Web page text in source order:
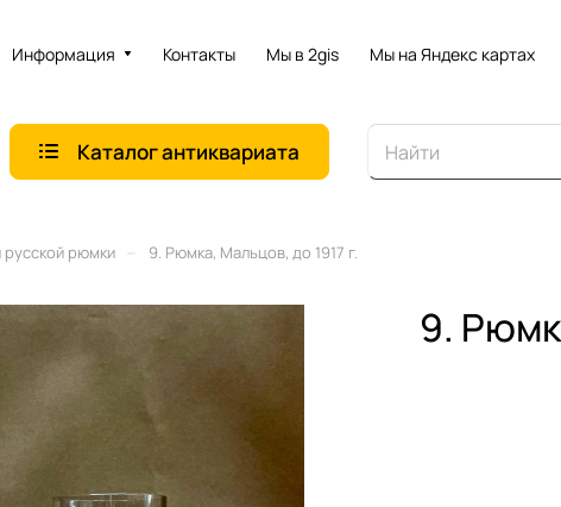
Информация Контакты Мы в 2gis Мы на Яндекс картах
Каталог антиквариата
рюмки 9. Рюмка, Мальцов, до 1917 г.
9.